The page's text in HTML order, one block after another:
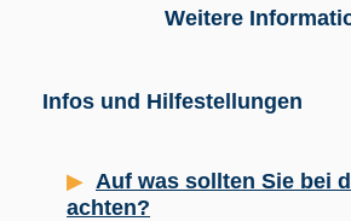
Weitere
Infos und Hilfestellungen
Auf was sollten Sie bei
achten?